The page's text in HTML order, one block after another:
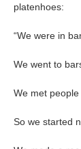
platenhoes:
“We were in
We went to
We met
So we started